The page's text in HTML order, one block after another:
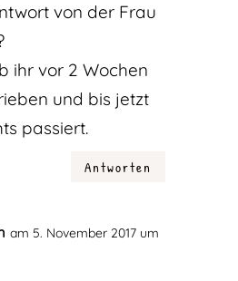
von der Frau
ihr vor 2 Wochen
und bis jetzt
passiert.
Antworten
am 5. November 2017 um